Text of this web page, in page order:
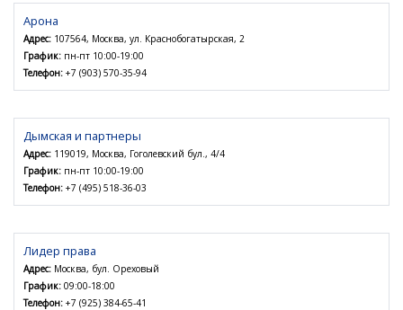
Арона
Адрес: 107564, Москва, ул. Краснобогатырская, 2
График: пн-пт 10:00-19:00
Телефон: +7 (903) 570-35-94
Дымская и партнеры
Адрес: 119019, Москва, Гоголевский бул., 4/4
График: пн-пт 10:00-19:00
Телефон: +7 (495) 518-36-03
Лидер права
Адрес: Москва, бул. Ореховый
График: 09:00-18:00
Телефон: +7 (925) 384-65-41